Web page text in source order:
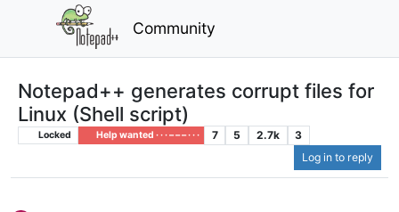
Community
Notepad++ generates corrupt files for
Linux (Shell script)
Locked Help wanted · · · – – – · · · 7 5 2.7k
3
Log in to reply